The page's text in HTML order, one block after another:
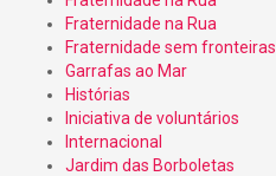
Fraternidade na Rua
Fraternidade sem fronteiras
Garrafas ao Mar
Histórias
Iniciativa de voluntários
Internacional
Jardim das Borboletas